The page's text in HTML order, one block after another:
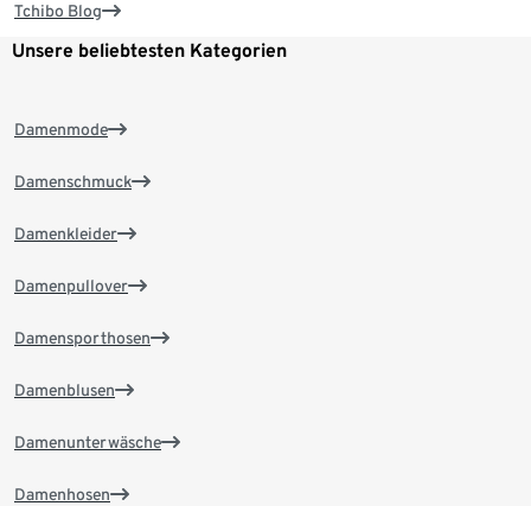
Tchibo Blog
Unsere beliebtesten Kategorien
Damenmode
Damenschmuck
Damenkleider
Damenpullover
Damensporthosen
Damenblusen
Damenunterwäsche
Damenhosen